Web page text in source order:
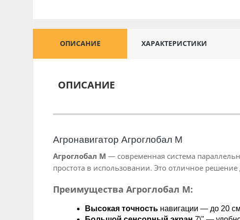
ОПИСАНИЕ ХАРАКТЕРИСТИКИ
ОПИСАНИЕ
Агронавигатор Агроглобал М
Агроглобал М — современная система
простота в использовании. Это отличное
Преимущества Агроглобал М:
Высокая точность навигации — до 20